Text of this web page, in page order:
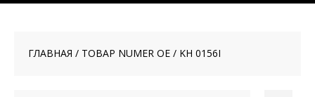
ГЛАВНАЯ / ТОВАР NUMER OE / KH 0156I